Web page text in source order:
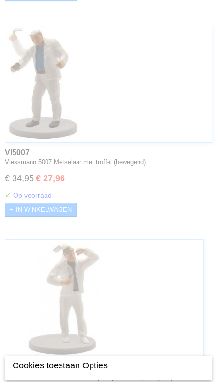
VI5007
Viessmann 5007 Metselaar met troffel (bewegend)
€ 34,95 € 27,96
✓ Op voorraad
IN WINKELWAGEN
VI5008
Viessmann 5008 H0 Metselaar bij het pleisteren (bewegend)
Cookies toestaan Opties